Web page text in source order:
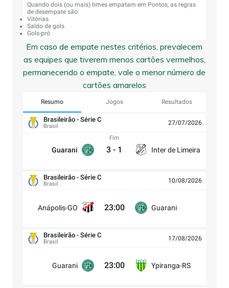
Quando dois (ou mais) times empatam em Pontos, as regras
de desempate são:
Vitórias
Saldo de gols
Gols-pró
Em caso de empate nestes critérios, prevalecem
as equipes que tiverem menos cartões vermelhos,
permanecendo o empate, vale o menor número de
cartões amarelos
Resumo Jogos Resultados
Brasileirão - Série C
Brasil 27/07/2026
Guarani
Fim
3 - 1 Inter de Limeira
Brasileirão - Série C
Brasil 10/08/2026
Anápolis-GO 23:00 Guarani
Brasileirão - Série C
Brasil 17/08/2026
Guarani 23:00 Ypiranga-RS